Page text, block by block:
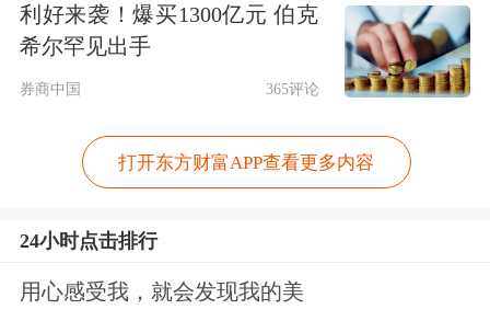
不再审核购房资格。
三、优化调整个人住房信贷政策
各银行业金融机构根据深圳市市场利率
定价自律机制要求和本机构经营状况、
客户风险状况等因素，在利率定价机制
安排方面不再区分首套住房和二套住
利好来袭！爆买1300亿元 伯克
希尔罕见出手
券商中国 365评论
打开东方财富APP查看更多内容
24小时点击排行
用心感受我，就会发现我的美